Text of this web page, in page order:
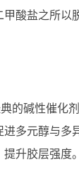
甲酸盐之所以
的碱性催化
多元醇与多
升胶层强度。